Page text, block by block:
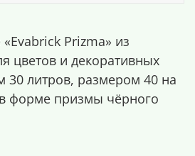
Prizma» из
цветов и декоративных
30 литров, размером 40 на
форме призмы чёрного